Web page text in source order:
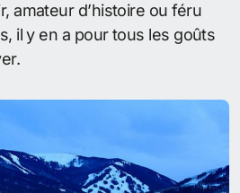
amateur d’histoire ou féru
il y en a pour tous les goûts